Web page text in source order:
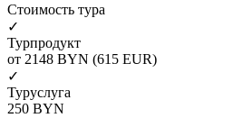
Cтоимость тура
✓
Турпродукт
от 2148 BYN (615 EUR)
✓
Туруслуга
250 BYN